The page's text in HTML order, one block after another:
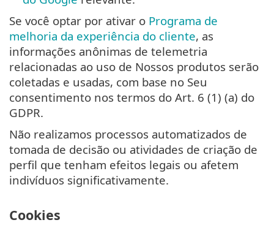
Se você optar por ativar o Programa de
melhoria da experiência do cliente, as
informações anônimas de telemetria
relacionadas ao uso de Nossos produtos serão
coletadas e usadas, com base no Seu
consentimento nos termos do Art. 6 (1) (a) do
GDPR.
Não realizamos processos automatizados de
tomada de decisão ou atividades de criação de
perfil que tenham efeitos legais ou afetem
indivíduos significativamente.
Cookies